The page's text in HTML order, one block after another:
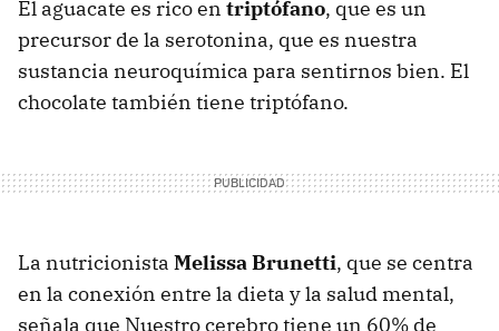
El aguacate es rico en triptófano, que es un
precursor de la serotonina, que es nuestra
sustancia neuroquímica para sentirnos bien. El
chocolate también tiene triptófano.
La nutricionista Melissa Brunetti, que se centra
en la conexión entre la dieta y la salud mental,
señala que Nuestro cerebro tiene un 60% de